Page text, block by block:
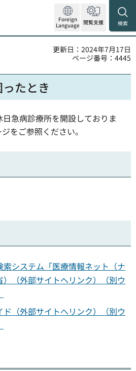
Foreign
Language 閲覧支援 検索
更新日：2024年7月17日
ページ番号：4445
たとき
急病診療所を開設しておりま
をご参照ください。
システム「医療情報ネット（ナ
）（外部サイトへリンク）（別ウ
（外部サイトへリンク）（別ウ